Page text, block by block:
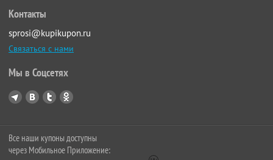
Контакты
sprosi@kupikupon.ru
Связаться с нами
Мы в Соцсетях
Все наши купоны доступны
через Мобильное Приложение: